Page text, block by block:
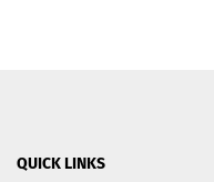
QUICK LINKS